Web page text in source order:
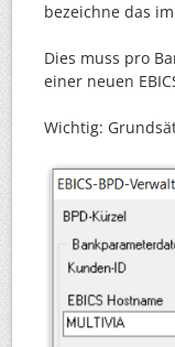
bezeichne das
Dies muss pro
einer neuen
Wichtig: